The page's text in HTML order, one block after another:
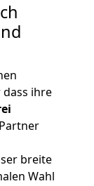
ihre
breite
Wahl